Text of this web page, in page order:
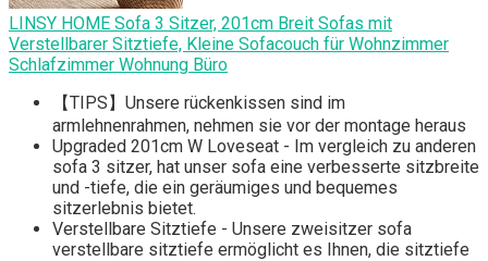
LINSY HOME Sofa 3 Sitzer, 201cm Breit Sofas mit
Verstellbarer Sitztiefe, Kleine Sofacouch für Wohnzimmer
Schlafzimmer Wohnung Büro
【TIPS】Unsere rückenkissen sind im
armlehnenrahmen, nehmen sie vor der montage heraus
Upgraded 201cm W Loveseat - Im vergleich zu anderen
sofa 3 sitzer, hat unser sofa eine verbesserte sitzbreite
und -tiefe, die ein geräumiges und bequemes
sitzerlebnis bietet.
Verstellbare Sitztiefe - Unsere zweisitzer sofa
verstellbare sitztiefe ermöglicht es Ihnen, die sitztiefe